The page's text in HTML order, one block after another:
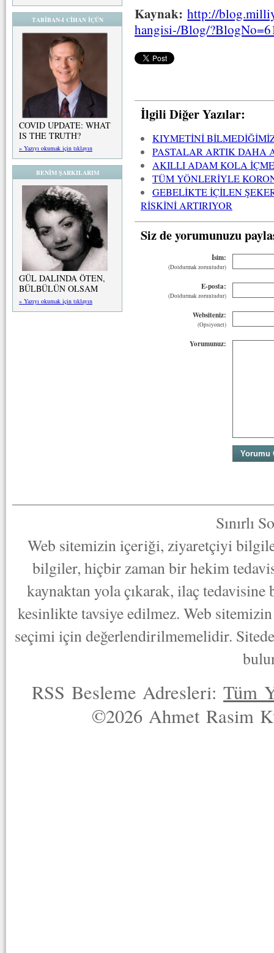
TABİBAN-I CİHAN İÇÜN
COVID UPDATE: WHAT
IS THE TRUTH?
» Yazıyı okumak için tıklayın
BENİM ŞARKILARIM
GÜL DALINDA ÖTEN,
BÜLBÜLÜN OLSAM
» Yazıyı okumak için tıklayın
Kaynak: http://
hangisi-/Blog/
İlgili Diğer Yazılar:
KIYMETİNİ
PASTALAR ARTIK DAHA
AKILLI ADAM KOLA
TÜM YÖNLERİYLE
GEBELİKTE İÇİLEN
RİSKİNİ ARTIRIYOR
Siz de yorumunuzu
İsim:
(Doldurmak zorunludur)
E-posta:
(Doldurmak zorunludur)
Websiteniz:
(Opsiyonel)
Yorumunuz:
Sınırlı
Web sitemizin içeriği, ziyaretçiyi
bilgiler, hiçbir zaman bir hekim
kaynaktan yola çıkarak, ilaç
kesinlikte tavsiye edilmez. Web
seçimi için değerlendirilmemelidir.
RSS Besleme Adresleri:Tüm
©2026 Ahmet Rasim